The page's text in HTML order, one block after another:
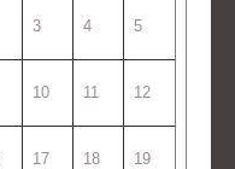
3 4 5
10 11 12
17 18 19